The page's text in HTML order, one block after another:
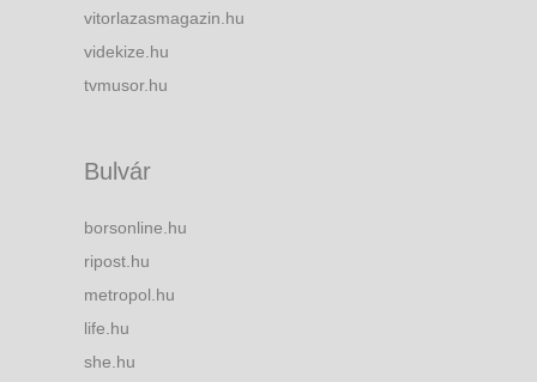
vitorlazasmagazin.hu
videkize.hu
tvmusor.hu
Bulvár
borsonline.hu
ripost.hu
metropol.hu
life.hu
she.hu